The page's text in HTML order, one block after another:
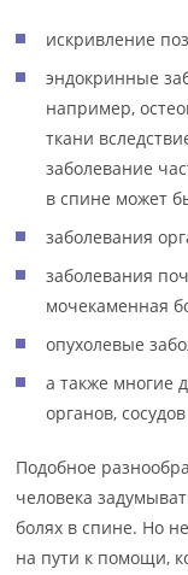
искривление
эндокринные
например,
ткани
заболевание
в спине может
заболевания
заболевания
мочекаменная
опухолевые
а также многие
органов,
Подобное
человека
болях в спине. Но
на пути к помощи,